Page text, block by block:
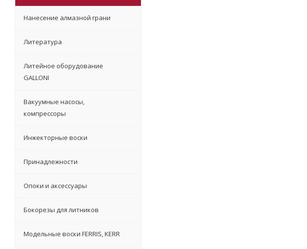
Нанесение алмазной грани
Литература
Литейное оборудование
GALLONI
Вакуумные насосы,
компрессоры
Инжекторные воски
Принадлежности
Опоки и аксессуары
Бокорезы для литников
Модельные воски FERRIS, KERR